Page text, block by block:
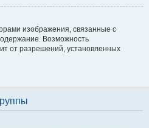
изображения, связанные с
Возможность
от разрешений, установленных